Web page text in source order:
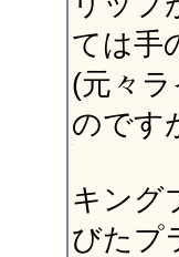
ては手
(元々
のです
キング
びたプ